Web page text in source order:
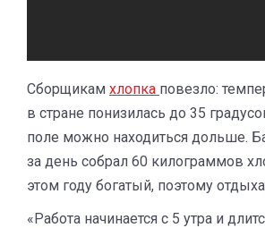
Сборщикам хлопка повезло:
в стране понизилась до 35
поле можно находиться дольше.
за день собрал 60 килограммов
этом году богатый, поэтому
«Работа начинается с 5 утра и